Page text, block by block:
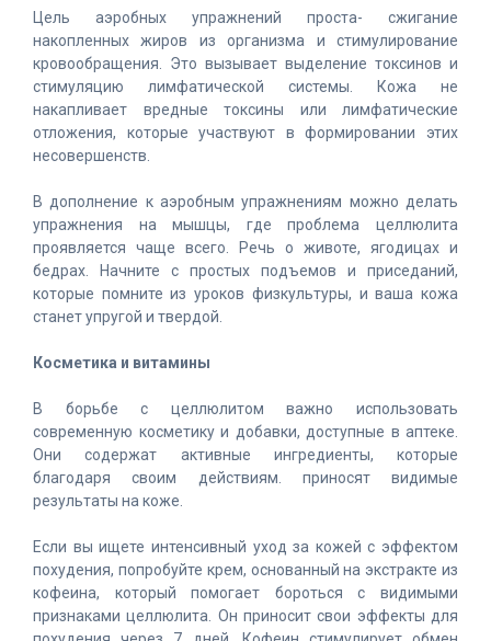
Цель аэробных упражнений проста- сжигание
накопленных жиров из организма и стимулирование
кровообращения. Это вызывает выделение токсинов и
стимуляцию лимфатической системы. Кожа не
накапливает вредные токсины или лимфатические
отложения, которые участвуют в формировании этих
несовершенств.
В дополнение к аэробным упражнениям можно делать
упражнения на мышцы, где проблема целлюлита
проявляется чаще всего. Речь о животе, ягодицах и
бедрах. Начните с простых подъемов и приседаний,
которые помните из уроков физкультуры, и ваша кожа
станет упругой и твердой.
Косметика и витамины
В борьбе с целлюлитом важно использовать
современную косметику и добавки, доступные в аптеке.
Они содержат активные ингредиенты, которые
благодаря своим действиям. приносят видимые
результаты на коже.
Если вы ищете интенсивный уход за кожей с эффектом
похудения, попробуйте крем, основанный на экстракте из
кофеина, который помогает бороться с видимыми
признаками целлюлита. Он приносит свои эффекты для